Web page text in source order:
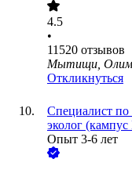
4.5
•
11520 отзывов
Мытищи,
Откликнуться
Специалист
эколог
Опыт 3-6 лет